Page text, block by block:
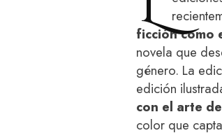
ficción como
novela que
género. La
edición
con el arte
color que